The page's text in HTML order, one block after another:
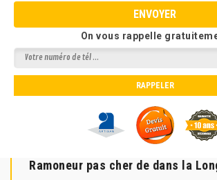
On vous rappelle
Ramoneur pas cher de dans la